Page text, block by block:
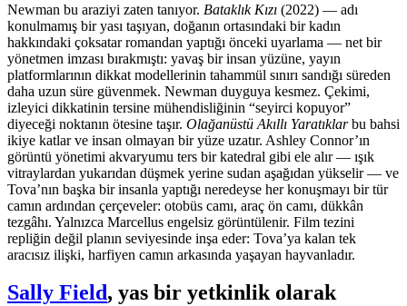
Newman bu araziyi zaten tanıyor. Bataklık Kızı (2022) — adı
konulmamış bir yası taşıyan, doğanın ortasındaki bir kadın
hakkındaki çoksatar romandan yaptığı önceki uyarlama — net bir
yönetmen imzası bırakmıştı: yavaş bir insan yüzüne, yayın
platformlarının dikkat modellerinin tahammül sınırı sandığı süreden
daha uzun süre güvenmek. Newman duyguya kesmez. Çekimi,
izleyici dikkatinin tersine mühendisliğinin “seyirci kopuyor”
diyeceği noktanın ötesine taşır. Olağanüstü Akıllı Yaratıklarbu bahsi
ikiye katlar ve insan olmayan bir yüze uzatır. Ashley Connor’ın
görüntü yönetimi akvaryumu ters bir katedral gibi ele alır — ışık
vitraylardan yukarıdan düşmek yerine sudan aşağıdan yükselir — ve
Tova’nın başka bir insanla yaptığı neredeyse her konuşmayı bir tür
camın ardından çerçeveler: otobüs camı, araç ön camı, dükkân
tezgâhı. Yalnızca Marcellus engelsiz görüntülenir. Film tezini
repliğin değil planın seviyesinde inşa eder: Tova’ya kalan tek
aracısız ilişki, harfiyen camın arkasında yaşayan hayvanladır.
Sally Field, yas bir yetkinlik olarak